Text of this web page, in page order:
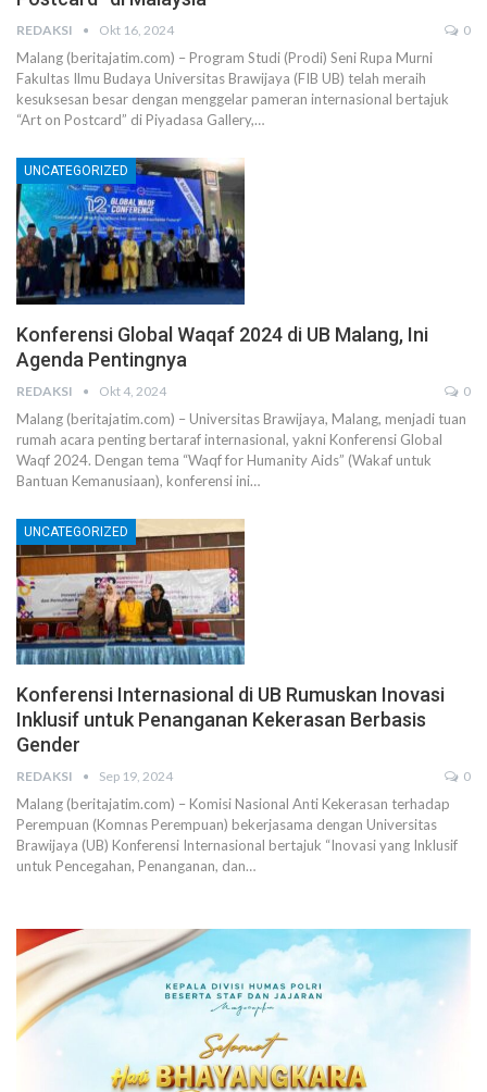
REDAKSI Okt 16, 2024 0
Malang (beritajatim.com) – Program Studi (Prodi) Seni Rupa Murni
Fakultas Ilmu Budaya Universitas Brawijaya (FIB UB) telah meraih
kesuksesan besar dengan menggelar pameran internasional bertajuk
“Art on Postcard” di Piyadasa Gallery,…
UNCATEGORIZED
Konferensi Global Waqaf 2024 di UB Malang, Ini
Agenda Pentingnya
REDAKSI Okt 4, 2024 0
Malang (beritajatim.com) – Universitas Brawijaya, Malang, menjadi tuan
rumah acara penting bertaraf internasional, yakni Konferensi Global
Waqf 2024. Dengan tema “Waqf for Humanity Aids” (Wakaf untuk
Bantuan Kemanusiaan), konferensi ini…
UNCATEGORIZED
Konferensi Internasional di UB Rumuskan Inovasi
Inklusif untuk Penanganan Kekerasan Berbasis
Gender
REDAKSI Sep 19, 2024 0
Malang (beritajatim.com) – Komisi Nasional Anti Kekerasan terhadap
Perempuan (Komnas Perempuan) bekerjasama dengan Universitas
Brawijaya (UB) Konferensi Internasional bertajuk “Inovasi yang Inklusif
untuk Pencegahan, Penanganan, dan…